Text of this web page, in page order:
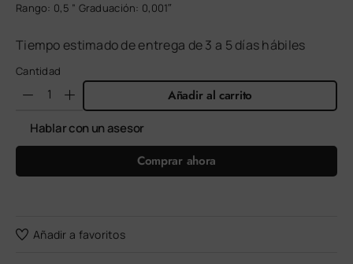
Rango: 0,5 ” Graduación: 0,001″
Tiempo estimado de entrega de 3 a 5 días hábiles
Cantidad
Añadir al carrito
Hablar con un asesor
Comprar ahora
Añadir a favoritos